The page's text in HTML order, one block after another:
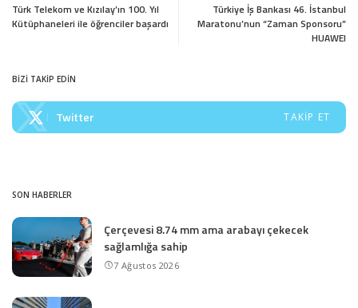
Türk Telekom ve Kızılay’ın 100. Yıl
Kütüphaneleri ile öğrenciler başardı
Türkiye İş Bankası 46. İstanbul
Maratonu’nun “Zaman Sponsoru”
HUAWEI
BİZİ TAKİP EDİN
Twitter TAKIP ET
SON HABERLER
Çerçevesi 8.74 mm ama arabayı çekecek
sağlamlığa sahip
7 Ağustos 2026